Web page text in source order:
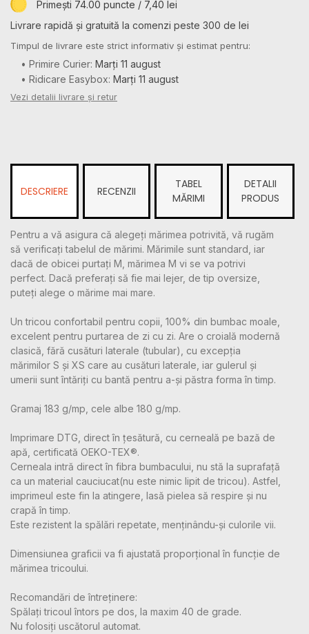
Primești 74.00 puncte / 7,40 lei
Livrare rapidă și gratuită la comenzi peste 300 de lei
Timpul de livrare este strict informativ și estimat pentru:
• Primire Curier: Marți 11 august
• Ridicare Easybox: Marți 11 august
Vezi detalii livrare și retur
DESCRIERE RECENZII
TABEL
MĂRIMI
DETALII
PRODUS
Pentru a vă asigura că alegeți mărimea potrivită, vă rugăm
să verificați tabelul de mărimi. Mărimile sunt standard, iar
dacă de obicei purtați M, mărimea M vi se va potrivi
perfect. Dacă preferați să fie mai lejer, de tip oversize,
puteți alege o mărime mai mare.
Un tricou confortabil pentru copii, 100% din bumbac moale,
excelent pentru purtarea de zi cu zi. Are o croială modernă
clasică, fără cusături laterale (tubular), cu excepția
mărimilor S și XS care au cusături laterale, iar gulerul și
umerii sunt întăriți cu bantă pentru a-și păstra forma în timp.
Gramaj 183 g/mp, cele albe 180 g/mp.
Imprimare DTG, direct în țesătură, cu cerneală pe bază de
apă, certificată OEKO-TEX®.
Cerneala intră direct în fibra bumbacului, nu stă la suprafață
ca un material cauciucat(nu este nimic lipit de tricou). Astfel,
imprimeul este fin la atingere, lasă pielea să respire și nu
crapă în timp.
Este rezistent la spălări repetate, menținându-și culorile vii.
Dimensiunea graficii va fi ajustată proporțional în funcție de
mărimea tricoului.
Recomandări de întreținere:
Spălați tricoul întors pe dos, la maxim 40 de grade.
Nu folosiți uscătorul automat.